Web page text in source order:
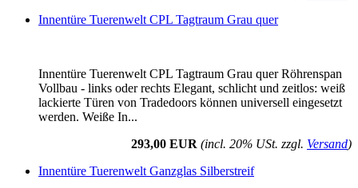
Innentüre Tuerenwelt CPL Tagtraum Grau quer
Innentüre Tuerenwelt CPL Tagtraum Grau quer Röhrenspan
Vollbau - links oder rechts Elegant, schlicht und zeitlos: weiß
lackierte Türen von Tradedoors können universell eingesetzt
werden. Weiße In...
293,00 EUR (incl. 20% USt. zzgl. Versand)
Innentüre Tuerenwelt Ganzglas Silberstreif